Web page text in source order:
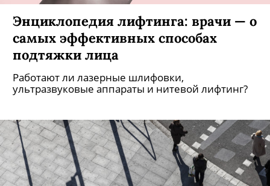
Энциклопедия лифтинга: врачи — о
самых эффективных способах
подтяжки лица
Работают ли лазерные шлифовки,
ультразвуковые аппараты и нитевой лифтинг?